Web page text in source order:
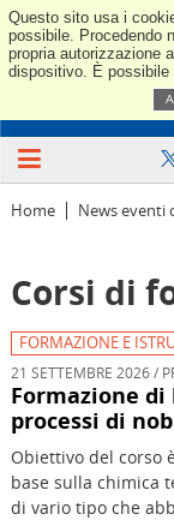
Questo sito usa i
possibile. Procedendo
propria autorizzazione
dispositivo. È possibile
Home News eventi
Corsi di
FORMAZIONE E
21 SETTEMBRE 2026 /
Formazione
processi di
Obiettivo del corso
base sulla chimica
di vario tipo che